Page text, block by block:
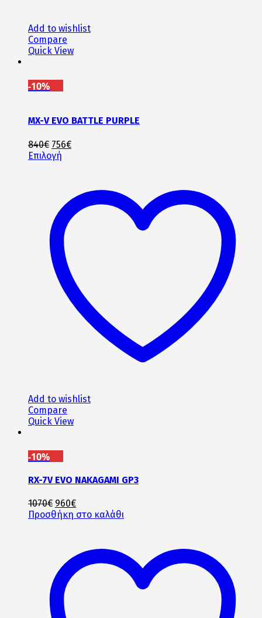
Add to wishlist
Compare
Quick View
-10%
MX-V EVO BATTLE PURPLE
840€ Original
price
756€Η
756€.
Επιλογή
πολλαπλές
παραλλαγές.
Οι
επιλογές
μπορούν
να
επιλεγούν
στη
σελίδα
του
προϊόντος
Add to wishlist
Compare
Quick View
-10%
RX-7V EVO NAKAGAMI GP3
1070€ Original
price
960€Η
τρέχουσα
960€.
Προσθήκη στο καλάθι